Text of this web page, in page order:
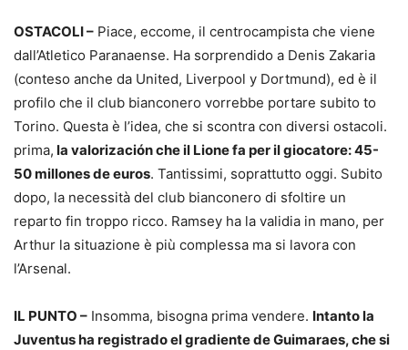
OSTACOLI – Piace, eccome, il centrocampista che viene
dall’Atletico Paranaense. Ha sorprendido a Denis Zakaria
(conteso anche da United, Liverpool y Dortmund), ed è il
profilo che il club bianconero vorrebbe portare subito to
Torino. Questa è l’idea, che si scontra con diversi ostacoli.
prima, la valorización che il Lione fa per il giocatore: 45-
50 millones de euros. Tantissimi, soprattutto oggi. Subito
dopo, la necessità del club bianconero di sfoltire un
reparto fin troppo ricco. Ramsey ha la validia in mano, per
Arthur la situazione è più complessa ma si lavora con
l’Arsenal.
IL PUNTO – Insomma, bisogna prima vendere. Intanto la
Juventus ha registrado el gradiente de Guimaraes, che si